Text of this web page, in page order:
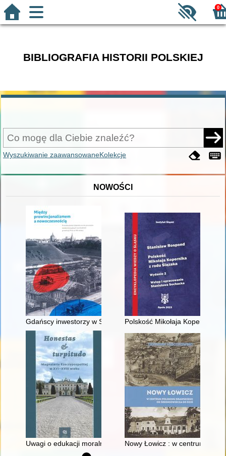
0
BIBLIOGRAFIA HISTORII POLSKIEJ
Wyszukiwanie zaawansowaneKolekcje
NOWOŚCI
Gdańscy inwestorzy w Sopocie : prestiż finansowy i
Polskość Mikołaja Kopernika z
Uwagi o edukacji moralnej synów szlacheckich w XVI-
Nowy Łowicz : w centrum